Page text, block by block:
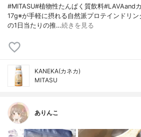
#MITASU#植物性たんぱく質飲料#LAVAand
17g※が手軽に摂れる自然派プロテインドリ
の1日当たりの推…続きを見る
KANEKA(カネカ)
MITASU
ありんこ